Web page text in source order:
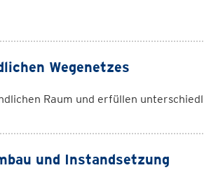
Wegenetzes
Raum und erfüllen
und Instandsetzung